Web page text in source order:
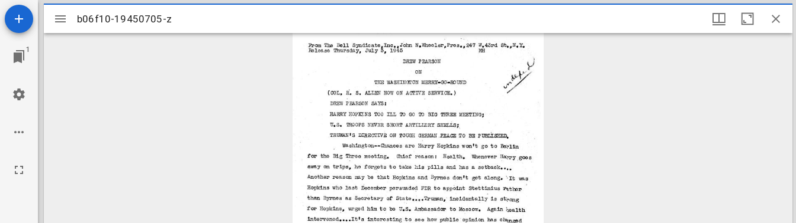
1
Mirador
viewer
b06f10-19450705-z
b06f10-19450705-z